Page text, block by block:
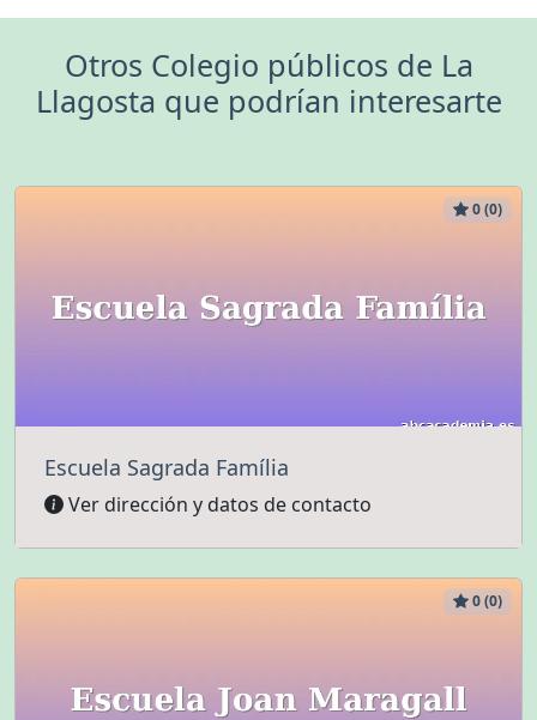
Otros Colegio públicos de La
Llagosta que podrían interesarte
0 (0)
Escuela Sagrada Família
Ver dirección y datos de contacto
0 (0)